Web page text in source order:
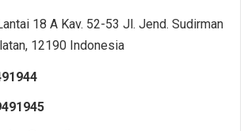
18 A Kav. 52-53 Jl. Jend. Sudirman
12190 Indonesia